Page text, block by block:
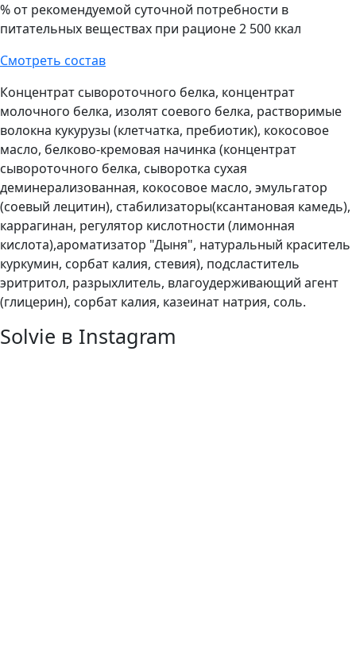
% от рекомендуемой суточной потребности в
питательных веществах при рационе 2 500 ккал
Смотреть состав
Концентрат сывороточного белка, концентрат
молочного белка, изолят соевого белка, растворимые
волокна кукурузы (клетчатка, пребиотик), кокосовое
масло, белково-кремовая начинка (концентрат
сывороточного белка, сыворотка сухая
деминерализованная, кокосовое масло, эмульгатор
(соевый лецитин), стабилизаторы(ксантановая камедь),
каррагинан, регулятор кислотности (лимонная
кислота),ароматизатор "Дыня", натуральный краситель
куркумин, сорбат калия, стевия), подсластитель
эритритол, разрыхлитель, влагоудерживающий агент
(глицерин), сорбат калия, казеинат натрия, соль.
Solvie в Instagram